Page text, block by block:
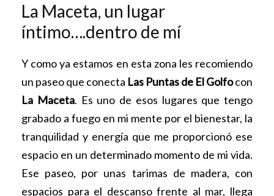
La Maceta, un lugar
íntimo….dentro de mí
Y como ya estamos en esta zona les recomiendo
un paseo que conecta Las Puntas de El Golfocon
La Maceta. Es uno de esos lugares que tengo
grabado a fuego en mi mente por el bienestar, la
tranquilidad y energía que me proporcionó ese
espacio en un determinado momento de mi vida.
Ese paseo, por unas tarimas de madera, con
espacios para el descanso frente al mar, llega